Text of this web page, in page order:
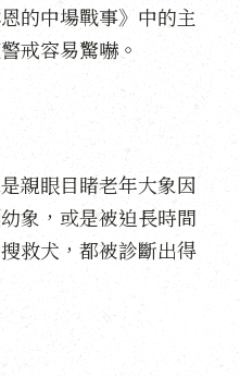
的中場戰事》中的主
戒容易驚嚇。
親眼目睹老年大象因
象，或是被迫長時間
救犬，都被診斷出得